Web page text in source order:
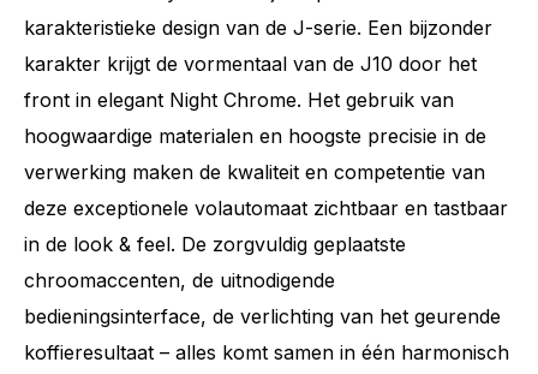
karakteristieke design van de J-serie. Een bijzonder
karakter krijgt de vormentaal van de J10 door het
front in elegant Night Chrome. Het gebruik van
hoogwaardige materialen en hoogste precisie in de
verwerking maken de kwaliteit en competentie van
deze exceptionele volautomaat zichtbaar en tastbaar
in de look & feel. De zorgvuldig geplaatste
chroomaccenten, de uitnodigende
bedieningsinterface, de verlichting van het geurende
koffieresultaat – alles komt samen in één harmonisch